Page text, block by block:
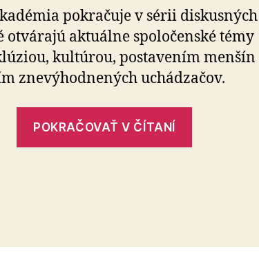
Ženy
ako
nositeľky
zmeny
pokračuje v sérii diskusných
otvárajú aktuálne spoločenské témy
kultúrou, postavením menšín
znevýhodnených uchádzačov.
POKRAČOVAŤ V ČÍTANÍ
zmeny“